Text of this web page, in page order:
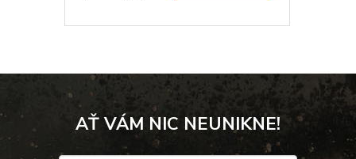
AŤ VÁM NIC NEUNIKNE!